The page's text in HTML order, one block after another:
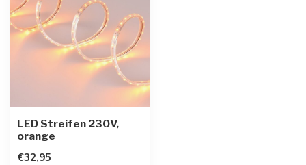
LED Streifen 230V,
orange
€32,95